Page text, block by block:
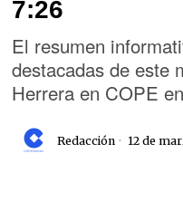
7:26
El resumen
destacadas de este
Herrera en COPE
Redacción 12 de